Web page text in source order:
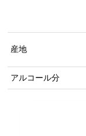
産地
アルコール分